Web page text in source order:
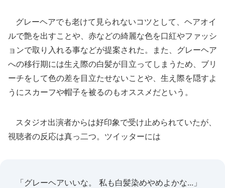
グレーヘアでも老けて見られないコツとして、ヘアオイ
ルで艶を出すことや、赤などの綺麗な色を口紅やファッシ
ョンで取り入れる事などが提案された。また、グレーヘア
への移行期には生え際の白髪が目立ってしまうため、ブリ
ーチをして色の差を目立たせないことや、生え際を隠すよ
うにスカーフや帽子を被るのもオススメだという。
スタジオ出演者からは好印象で受け止められていたが、
視聴者の反応は真っ二つ。ツイッターには
「グレーヘアいいな。 私も白髪染めやめよかな...」